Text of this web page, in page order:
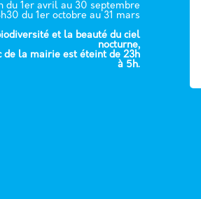
du 1er avril au 30 septembre
du 1er octobre au 31 mars
et la beauté du ciel
nocturne,
de la mairie est éteint de 23h
à 5h.